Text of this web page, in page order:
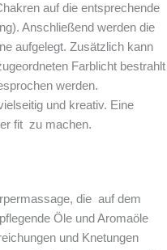
auf die entsprechende
Anschließend werden die
aufgelegt. Zusätzlich kann
Farblicht bestrahlt
werden.
und kreativ. Eine
fit zu machen.
die auf dem
Öle und Aromaöle
und Knetungen